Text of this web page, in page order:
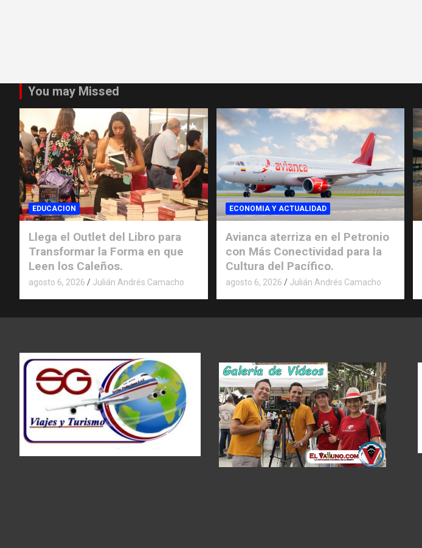
You may Missed
EDUCACION
Llega el Outlet del Libro para
Transformar la Forma en que
Leen los Caleños.
agosto 6, 2026 Julián Andrés Camacho
ECONOMIA Y ACTUALIDAD
Avianca aterriza en el Petronio
con Más Conectividad para la
Cultura del Pacífico.
agosto 6, 2026 Julián Andrés Camacho